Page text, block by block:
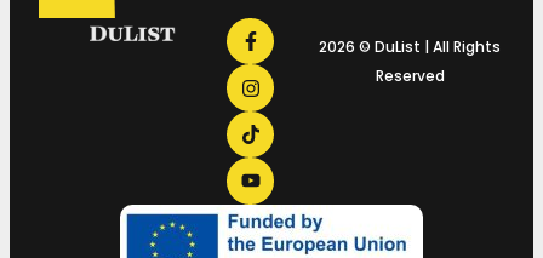
2026 © DuList | All Rights
Reserved